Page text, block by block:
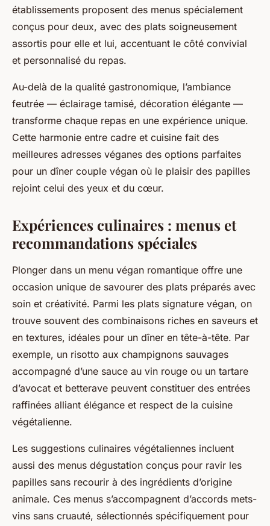
établissements proposent des menus spécialement
conçus pour deux, avec des plats soigneusement
assortis pour elle et lui, accentuant le côté convivial
et personnalisé du repas.
Au-delà de la qualité gastronomique, l’ambiance
feutrée — éclairage tamisé, décoration élégante —
transforme chaque repas en une expérience unique.
Cette harmonie entre cadre et cuisine fait des
meilleures adresses véganes des options parfaites
pour un dîner couple végan où le plaisir des papilles
rejoint celui des yeux et du cœur.
Expériences culinaires : menus et
recommandations spéciales
Plonger dans un menu végan romantique offre une
occasion unique de savourer des plats préparés avec
soin et créativité. Parmi les plats signature végan, on
trouve souvent des combinaisons riches en saveurs et
en textures, idéales pour un dîner en tête-à-tête. Par
exemple, un risotto aux champignons sauvages
accompagné d’une sauce au vin rouge ou un tartare
d’avocat et betterave peuvent constituer des entrées
raffinées alliant élégance et respect de la cuisine
végétalienne.
Les suggestions culinaires végétaliennes incluent
aussi des menus dégustation conçus pour ravir les
papilles sans recourir à des ingrédients d’origine
animale. Ces menus s’accompagnent d’accords mets-
vins sans cruauté, sélectionnés spécifiquement pour